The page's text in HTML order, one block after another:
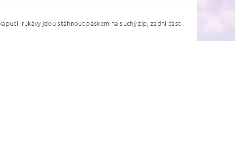
rukávy jdou stáhnout páskem na suchý zip, zadní část